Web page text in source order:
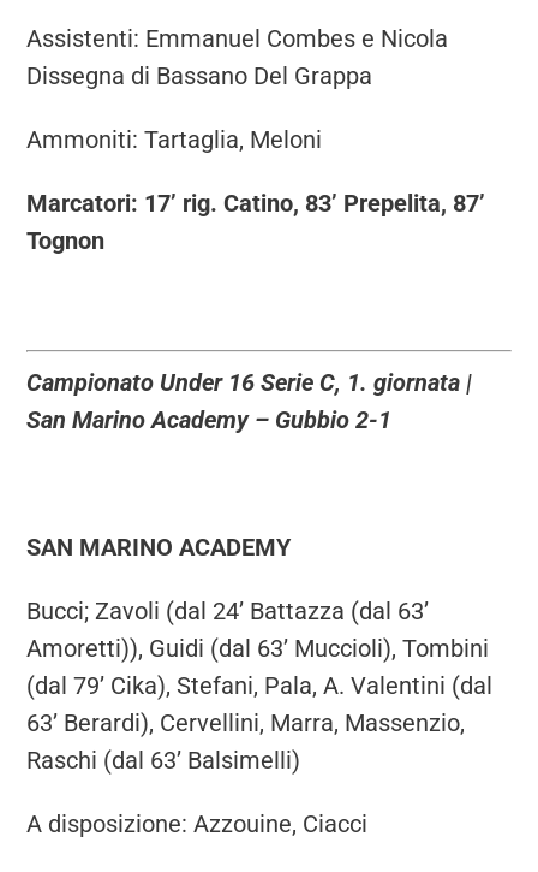
Assistenti: Emmanuel Combes e Nicola
Dissegna di Bassano Del Grappa
Ammoniti: Tartaglia, Meloni
Marcatori: 17’ rig. Catino, 83’ Prepelita, 87’
Tognon
Campionato Under 16 Serie C, 1. giornata |
San Marino Academy – Gubbio 2-1
SAN MARINO ACADEMY
Bucci; Zavoli (dal 24’ Battazza (dal 63’
Amoretti)), Guidi (dal 63’ Muccioli), Tombini
(dal 79’ Cika), Stefani, Pala, A. Valentini (dal
63’ Berardi), Cervellini, Marra, Massenzio,
Raschi (dal 63’ Balsimelli)
A disposizione: Azzouine, Ciacci